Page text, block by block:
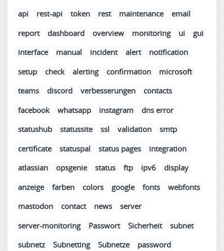
api
rest-api token rest maintenance
email
report
dashboard overview monitoring ui
gui
interface
manual incident alert
notification
setup
check alerting confirmation
microsoft
teams
discord verbesserungen
contacts
facebook
whatsapp instagram
dns error
statushub
statussite ssl validation
smtp
certificate
statuspal status pages
integration
atlassian
opsgenie status ftp ipv6
display
anzeige
farben colors google fonts
webfonts
mastodon
contact news
server
server-monitoring
Passwort Sicherheit
subnet
subnetz
Subnetting Subnetze
password